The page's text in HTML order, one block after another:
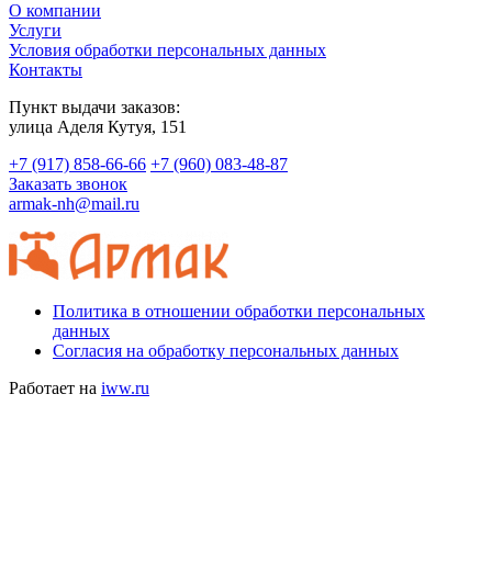
О компании
Услуги
Условия обработки персональных данных
Контакты
Пункт выдачи заказов:
​улица Аделя Кутуя, 151
+7 (917) 858-66-66 +7 (960) 083-48-87
Заказать звонок
armak-nh@mail.ru
Политика в отношении обработки персональных
данных
Согласия на обработку персональных данных
Работает на iww.ru